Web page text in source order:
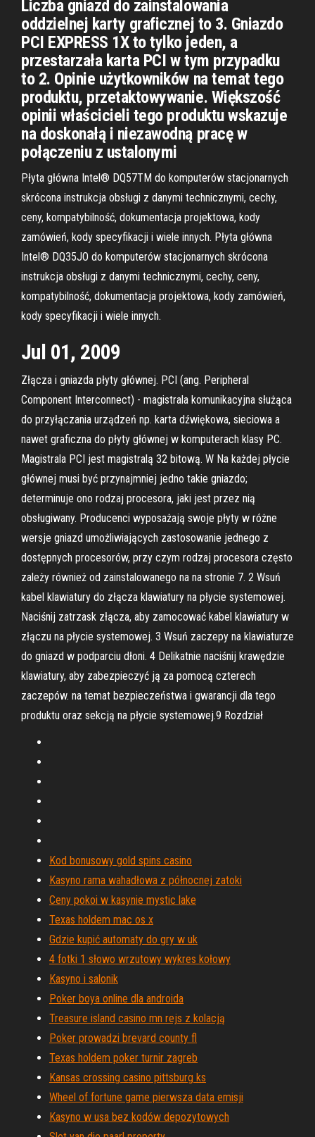
Liczba gniazd do zainstalowania
oddzielnej karty graficznej to 3. Gniazdo
PCI EXPRESS 1X to tylko jeden, a
przestarzała karta PCI w tym przypadku
to 2. Opinie użytkowników na temat tego
produktu, przetaktowywanie. Większość
opinii właścicieli tego produktu wskazuje
na doskonałą i niezawodną pracę w
połączeniu z ustalonymi
Płyta główna Intel® DQ57TM do komputerów stacjonarnych
skrócona instrukcja obsługi z danymi technicznymi, cechy,
ceny, kompatybilność, dokumentacja projektowa, kody
zamówień, kody specyfikacji i wiele innych. Płyta główna
Intel® DQ35JO do komputerów stacjonarnych skrócona
instrukcja obsługi z danymi technicznymi, cechy, ceny,
kompatybilność, dokumentacja projektowa, kody zamówień,
kody specyfikacji i wiele innych.
Jul 01, 2009
Złącza i gniazda płyty głównej. PCI (ang. Peripheral
Component Interconnect) - magistrala komunikacyjna służąca
do przyłączania urządzeń np. karta dźwiękowa, sieciowa a
nawet graficzna do płyty głównej w komputerach klasy PC.
Magistrala PCI jest magistralą 32 bitową. W Na każdej płycie
głównej musi być przynajmniej jedno takie gniazdo;
determinuje ono rodzaj procesora, jaki jest przez nią
obsługiwany. Producenci wyposażają swoje płyty w różne
wersje gniazd umożliwiających zastosowanie jednego z
dostępnych procesorów, przy czym rodzaj procesora często
zależy również od zainstalowanego na na stronie 7. 2 Wsuń
kabel klawiatury do złącza klawiatury na płycie systemowej.
Naciśnij zatrzask złącza, aby zamocować kabel klawiatury w
złączu na płycie systemowej. 3 Wsuń zaczepy na klawiaturze
do gniazd w podparciu dłoni. 4 Delikatnie naciśnij krawędzie
klawiatury, aby zabezpieczyć ją za pomocą czterech
zaczepów. na temat bezpieczeństwa i gwarancji dla tego
produktu oraz sekcją na płycie systemowej.9 Rozdział
Kod bonusowy gold spins casino
Kasyno rama wahadłowa z północnej zatoki
Ceny pokoi w kasynie mystic lake
Texas holdem mac os x
Gdzie kupić automaty do gry w uk
4 fotki 1 słowo wrzutowy wykres kołowy
Kasyno i salonik
Poker boya online dla androida
Treasure island casino mn rejs z kolacją
Poker prowadzi brevard county fl
Texas holdem poker turnir zagreb
Kansas crossing casino pittsburg ks
Wheel of fortune game pierwsza data emisji
Kasyno w usa bez kodów depozytowych